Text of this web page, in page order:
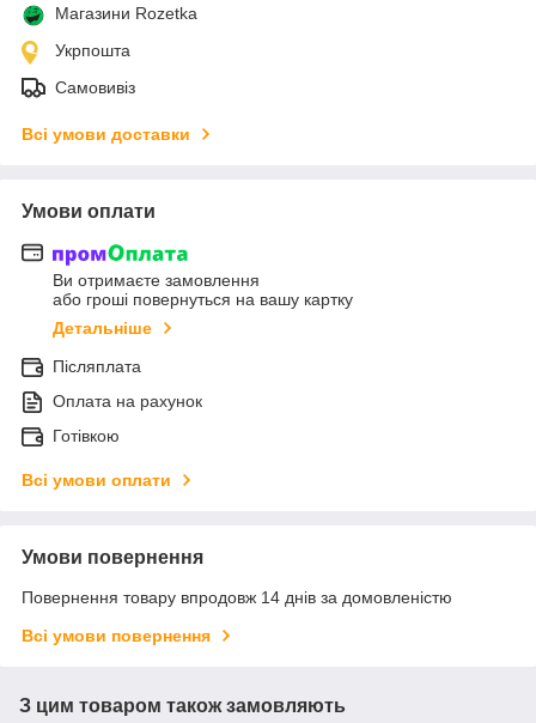
Магазини Rozetka
Укрпошта
Самовивіз
Всі умови доставки
Умови оплати
Ви отримаєте замовлення
або гроші повернуться на вашу картку
Детальніше
Післяплата
Оплата на рахунок
Готівкою
Всі умови оплати
Умови повернення
Повернення товару впродовж 14 днів за домовленістю
Всі умови повернення
З цим товаром також замовляють